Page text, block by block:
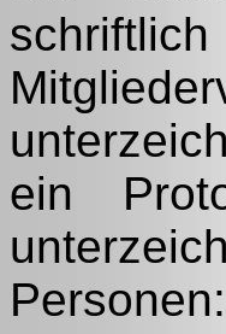
ein
Personen: